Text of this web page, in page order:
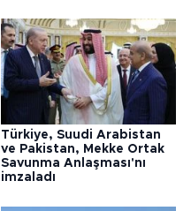
Türkiye, Suudi Arabistan
ve Pakistan, Mekke Ortak
Savunma Anlaşması'nı
imzaladı